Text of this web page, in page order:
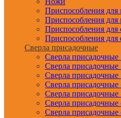
Приспособления для
Приспособления для
Приспособления для
Приспособления для
Сверла присадочные
Сверла
Сверла
Сверла
Сверла
Сверла
Сверла присадочные
Сверла присадочные